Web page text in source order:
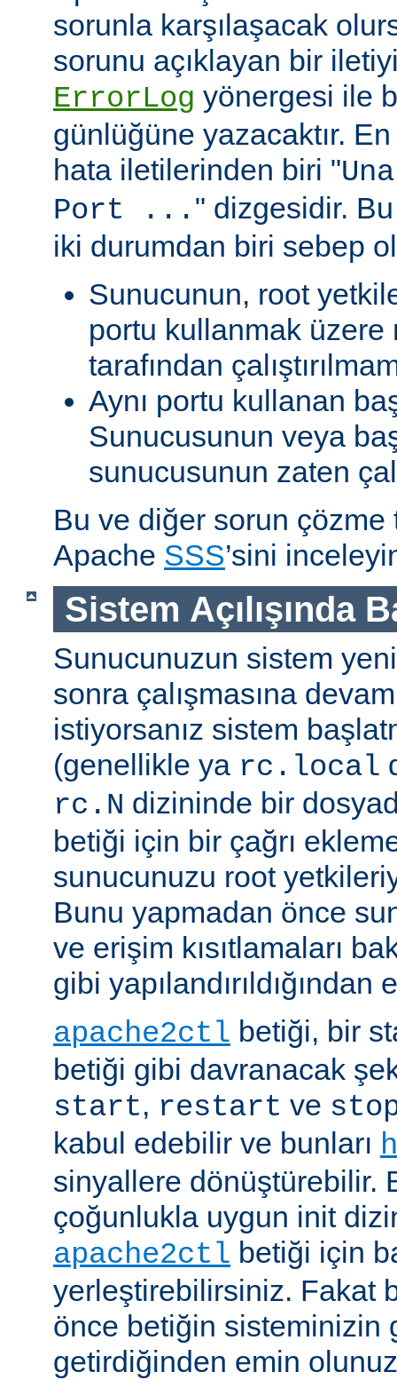
sorunla karşılaşacak
sorunu açıklayan bir
ErrorLog yönergesi ile
günlüğüne yazacaktır. En
hata iletilerinden biri "
Port ... " dizgesidir.
iki durumdan biri sebep
Sunucunun, root
portu kullanmak üzere
tarafından
Aynı portu kullanan
Sunucusunun veya
sunucusunun zaten
Bu ve diğer sorun çözme
Apache SSS’sini
Sistem Açılışında
Sunucunuzun sistem
sonra çalışmasına
istiyorsanız sistem
(genellikle ya rc.local
rc.N dizininde bir
betiği için bir çağrı
sunucunuzu root
Bunu yapmadan önce
ve erişim kısıtlamaları
gibi
apache2ctl betiği, bir
betiği gibi davranacak
start, restart ve
kabul edebilir ve bunları
sinyallere dönüştürebilir.
çoğunlukla uygun init
apache2ctl betiği için
yerleştirebilirsiniz. Fakat
önce betiğin sisteminizin
getirdiğinden emin